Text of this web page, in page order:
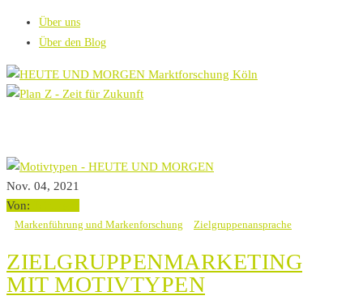
Über uns
Über den Blog
Nov. 04, 2021
Von:
Markenführung und Markenforschung Zielgruppenansprache
ZIELGRUPPENMARKETING
MIT MOTIVTYPEN